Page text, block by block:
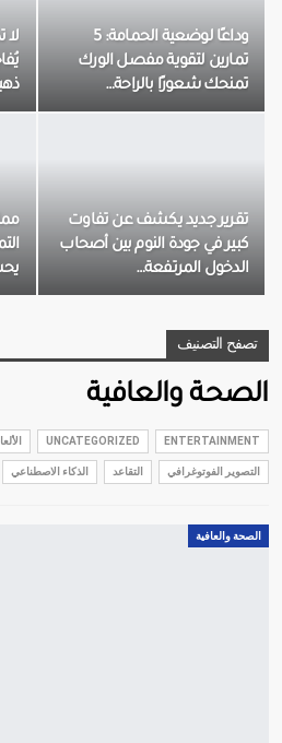
وداعًا لوضعية الحمامة: 5
تمارين لتقوية مفصل الورك
تمنحك شعورًا بالراحة…
لا
تقرير جديد يكشف عن تفاوت
كبير في جودة النوم بين أصحاب
الدخول المرتفعة…
تصفح التصنيف
الصحة والعافية
ENTERTAINMENT
UNCATEGORIZED
التصوير الفوتوغرافي التقاعد الذكاء الاصطناعي
الصحة والعافية